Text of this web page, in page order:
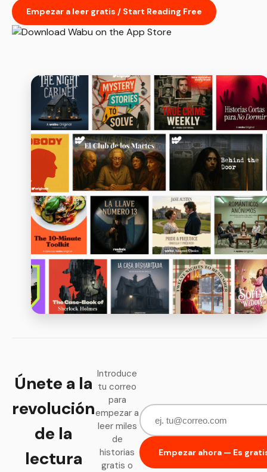
Empezar a leer gratis / Start Reading Free
Únete a la
revolución
de la
lectura
Introduce
tu correo
para
empezar a
leer miles
de
historias
gratis o
Empezar ahora — Es